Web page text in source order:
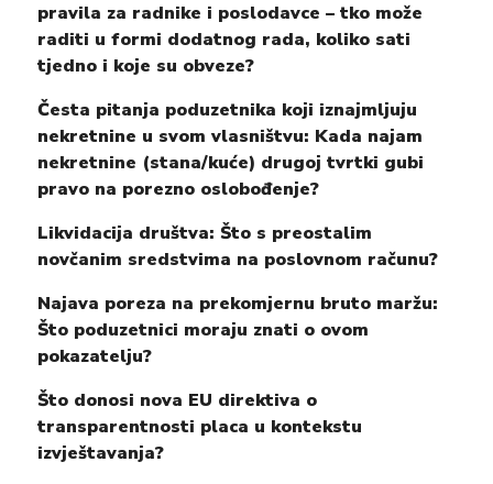
pravila za radnike i poslodavce – tko može
raditi u formi dodatnog rada, koliko sati
tjedno i koje su obveze?
Česta pitanja poduzetnika koji iznajmljuju
nekretnine u svom vlasništvu: Kada najam
nekretnine (stana/kuće) drugoj tvrtki gubi
pravo na porezno oslobođenje?
Likvidacija društva: Što s preostalim
novčanim sredstvima na poslovnom računu?
Najava poreza na prekomjernu bruto maržu:
Što poduzetnici moraju znati o ovom
pokazatelju?
Što donosi nova EU direktiva o
transparentnosti placa u kontekstu
izvještavanja?